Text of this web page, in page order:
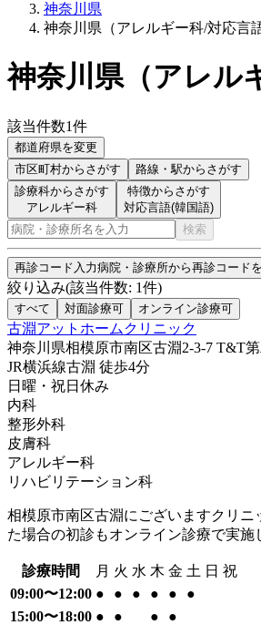
神奈川県
神奈川県（アレルギー科/対応言
神奈川県（アレル
該当件数1件
都道府県を変更
市区町村からさがす 路線・駅からさがす
診療科からさがす
アレルギー科
特徴からさがす
対応言語(韓国語)
検索
再診コード入力病院・診療所から再診コード
絞り込み(該当件数: 1件)
すべて 対面診療可 オンライン診療可
古淵アットホームクリニック
神奈川県相模原市南区古淵2-3-7 T&T
JR横浜線古淵 徒歩4分
日曜・祝日 休み
内科
整形外科
皮膚科
アレルギー科
リハビリテーション科
相模原市南区古淵にございますクリ
た場合の初診もオンライン診療で実施
診療時間 月 火 水 木 金 土 日 祝
09:00〜12:00 ● ● ● ● ●
●
15:00〜18:00 ● ● ●
●